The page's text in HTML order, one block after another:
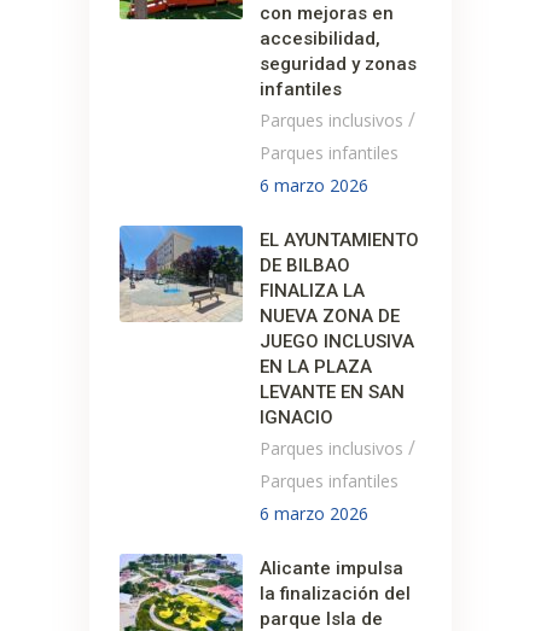
con mejoras en
accesibilidad,
seguridad y zonas
infantiles
Parques inclusivos /
Parques infantiles
6 marzo 2026
EL AYUNTAMIENTO
DE BILBAO
FINALIZA LA
NUEVA ZONA DE
JUEGO INCLUSIVA
EN LA PLAZA
LEVANTE EN SAN
IGNACIO
Parques inclusivos /
Parques infantiles
6 marzo 2026
Alicante impulsa
la finalización del
parque Isla de